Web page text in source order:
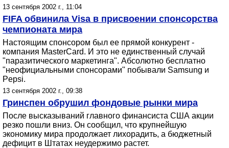
13 сентября 2002 г., 11:04
FIFA обвинила Visa в присвоении спонсорства
чемпионата мира
Настоящим спонсором был ее прямой конкурент -
компания MasterCard. И это не единственный случай
"паразитического маркетинга". Абсолютно бесплатно
"неофициальными спонсорами" побывали Samsung и
Pepsi.
13 сентября 2002 г., 09:38
Гринспен обрушил фондовые рынки мира
После высказываний главного финансиста США акции
резко пошли вниз. Он сообщил, что крупнейшую
экономику мира продолжает лихорадить, а бюджетный
дефицит в Штатах неудержимо растет.